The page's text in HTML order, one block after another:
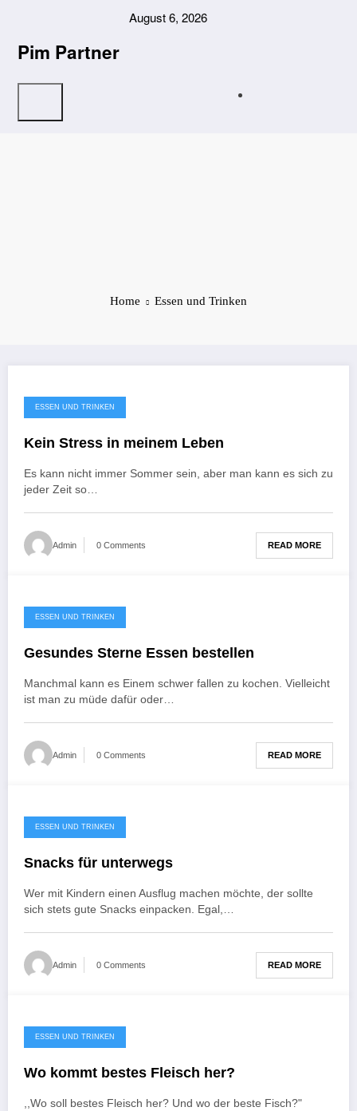
August 6, 2026
Pim Partner
Home Essen und Trinken
ESSEN UND TRINKEN
Kein Stress in meinem Leben
Es kann nicht immer Sommer sein, aber man kann es sich zu
jeder Zeit so…
Admin 0 Comments READ MORE
ESSEN UND TRINKEN
Gesundes Sterne Essen bestellen
Manchmal kann es Einem schwer fallen zu kochen. Vielleicht
ist man zu müde dafür oder…
Admin 0 Comments READ MORE
ESSEN UND TRINKEN
Snacks für unterwegs
Wer mit Kindern einen Ausflug machen möchte, der sollte
sich stets gute Snacks einpacken. Egal,…
Admin 0 Comments READ MORE
ESSEN UND TRINKEN
Wo kommt bestes Fleisch her?
,,Wo soll bestes Fleisch her? Und wo der beste Fisch?"